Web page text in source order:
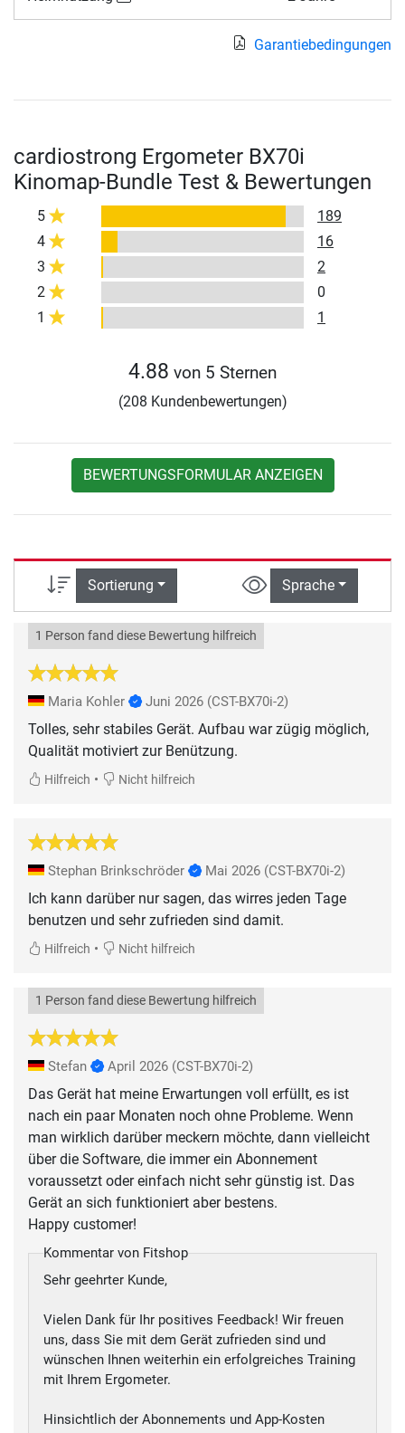
Garantiebedingungen
cardiostrong Ergometer BX70i
Kinomap-Bundle Test & Bewertungen
5
189
4
16
3
2
2
0
1
1
4.88 von 5 Sternen
(208 Kundenbewertungen)
BEWERTUNGSFORMULAR ANZEIGEN
Sortierung Sprache
1 Person fand diese Bewertung hilfreich
Maria Kohler Juni 2026 (CST-BX70i-2)
Tolles, sehr stabiles Gerät. Aufbau war zügig möglich,
Qualität motiviert zur Benützung.
Hilfreich • Nicht hilfreich
Stephan Brinkschröder Mai 2026 (CST-BX70i-2)
Ich kann darüber nur sagen, das wirres jeden Tage
benutzen und sehr zufrieden sind damit.
Hilfreich • Nicht hilfreich
1 Person fand diese Bewertung hilfreich
Stefan April 2026 (CST-BX70i-2)
Das Gerät hat meine Erwartungen voll erfüllt, es ist
nach ein paar Monaten noch ohne Probleme. Wenn
man wirklich darüber meckern möchte, dann vielleicht
über die Software, die immer ein Abonnement
voraussetzt oder einfach nicht sehr günstig ist. Das
Gerät an sich funktioniert aber bestens.
Happy customer!
Kommentar von Fitshop
Sehr geehrter Kunde,
Vielen Dank für Ihr positives Feedback! Wir freuen
uns, dass Sie mit dem Gerät zufrieden sind und
wünschen Ihnen weiterhin ein erfolgreiches Training
mit Ihrem Ergometer.
Hinsichtlich der Abonnements und App-Kosten